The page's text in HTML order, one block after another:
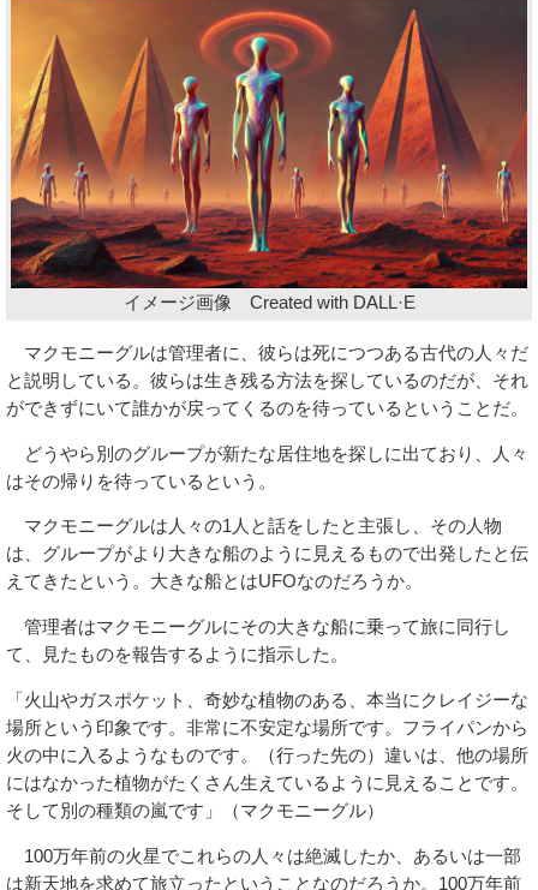
イメージ画像 Created with DALL·E
マクモニーグルは管理者に、彼らは死につつある古代の人々だ
と説明している。彼らは生き残る方法を探しているのだが、それ
ができずにいて誰かが戻ってくるのを待っているということだ。
どうやら別のグループが新たな居住地を探しに出ており、人々
はその帰りを待っているという。
マクモニーグルは人々の1人と話をしたと主張し、その人物
は、グループがより大きな船のように見えるもので出発したと伝
えてきたという。大きな船とはUFOなのだろうか。
管理者はマクモニーグルにその大きな船に乗って旅に同行し
て、見たものを報告するように指示した。
「火山やガスポケット、奇妙な植物のある、本当にクレイジーな
場所という印象です。非常に不安定な場所です。フライパンから
火の中に入るようなものです。（行った先の）違いは、他の場所
にはなかった植物がたくさん生えているように見えることです。
そして別の種類の嵐です」（マクモニーグル）
100万年前の火星でこれらの人々は絶滅したか、あるいは一部
は新天地を求めて旅立ったということなのだろうか。100万年前